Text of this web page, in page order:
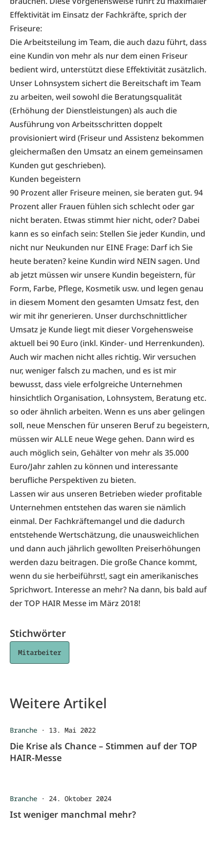
­Effektivität im Einsatz der Fachkräfte, sprich der
Friseure:
Die Arbeitsteilung im Team, die auch dazu führt, dass
eine Kundin von mehr als nur dem einen Friseur
bedient wird, unterstützt diese Effektivität zusätzlich.
Unser Lohnsystem sichert die Bereitschaft im Team
zu arbeiten, weil sowohl die Beratungsqualität
(Erhöhung der Dienstleistungen) als auch die
Ausführung von Arbeitsschritten doppelt
provisioniert wird (Friseur und Assistenz bekommen
gleichermaßen den Umsatz an einem gemeinsamen
Kunden gut geschrieben).
Kunden begeistern
90 Prozent aller Friseure meinen, sie beraten gut. 94
Prozent aller Frauen fühlen sich schlecht oder gar
nicht beraten. Etwas stimmt hier nicht, oder? Dabei
kann es so einfach sein: Stellen Sie jeder Kundin, und
nicht nur Neukunden nur EINE Frage: Darf ich Sie
heute beraten? keine Kundin wird NEIN sagen. Und
ab jetzt müssen wir unsere Kundin begeistern, für
Form, Farbe, Pflege, Kosmetik usw. und legen genau
in diesem Moment den gesamten Umsatz fest, den
wir mit ihr generieren. Unser durchschnittlicher
Umsatz je Kunde liegt mit dieser Vorgehensweise
aktuell bei 90 Euro (inkl. Kinder- und Herrenkunden).
Auch wir machen nicht alles richtig. Wir versuchen
nur, weniger falsch zu machen, und es ist mir
bewusst, dass viele erfolgreiche Unternehmen
hinsichtlich Organisation, Lohnsystem, Beratung etc.
so oder ähnlich arbeiten. Wenn es uns aber gelingen
soll, neue Menschen für unseren Beruf zu begeistern,
müssen wir ALLE neue Wege gehen. Dann wird es
auch möglich sein, Gehälter von mehr als 35.000
Euro/Jahr zahlen zu können und interessante
berufliche Perspektiven zu bieten.
Lassen wir aus unseren Betrieben wieder profitable
Unternehmen entstehen das waren sie nämlich
einmal. Der Fachkräftemangel und die dadurch
entstehende Wertschätzung, die unausweichlichen
und dann auch jährlich gewollten Preiserhöhungen
werden dazu beitragen. Die große Chance kommt,
wenn du sie herbeiführst!, sagt ein amerikanisches
Sprichwort. Interesse an mehr? Na dann, bis bald auf
derTOP HAIR Messe im März 2018!
Stichwörter
Mitarbeiter
Weitere Artikel
Branche · 13. Mai 2022
Die Krise als Chance – Stimmen auf der TOP
HAIR-Messe
Branche · 24. Oktober 2024
Ist weniger manchmal mehr?